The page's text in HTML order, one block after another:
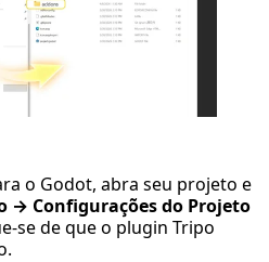
o Godot, abra seu projeto e
→ Configurações do Projeto
se de que o plugin Tripo